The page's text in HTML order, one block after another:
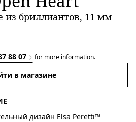
из бриллиантов, 11 мм
88 07 for more information.
в магазине
дизайн Elsa Peretti™